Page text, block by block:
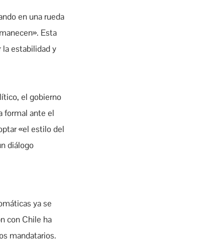
en una rueda
Esta
la estabilidad y
el gobierno
formal ante el
«el estilo del
diálogo
ya se
con Chile ha
mandatarios.